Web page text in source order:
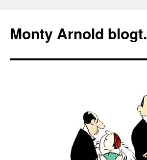
springen
Monty Arnold blogt.